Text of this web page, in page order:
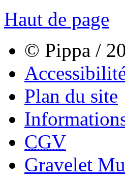
Haut de page
© Pippa /
Plan du site
CGV
Gravelet